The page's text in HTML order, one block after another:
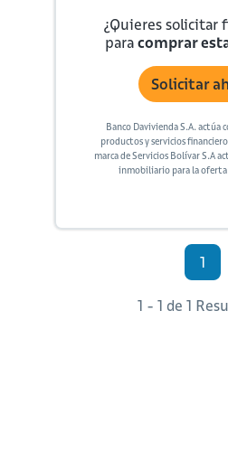
¿Quieres solicitar
paracomprar
Solicitar
Banco Davivienda S.A. actúa
productos y servicios
marca de Servicios Bolívar S.A
inmobiliario para la oferta
1
1 - 1 de 1